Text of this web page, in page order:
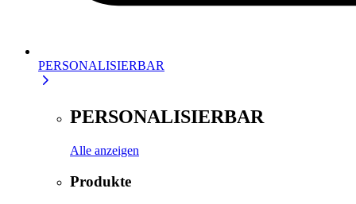
PERSONALISIERBAR
PERSONALISIERBAR
Alle anzeigen
Produkte